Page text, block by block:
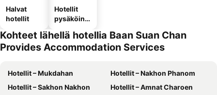
Halvat
hotellit
Hotellit
pysäköinni
Kohteet lähellä hotellia Baan Suan Chan
Provides Accommodation Services
Hotellit – Mukdahan
Hotellit – Nakhon Phanom
Hotellit – Sakhon Nakhon
Hotellit – Amnat Charoen